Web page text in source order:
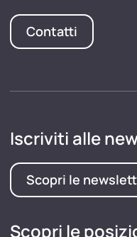
Contatti
Iscriviti alle
Scopri le
Scopri le